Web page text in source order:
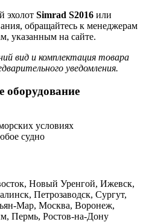
эхолот Simrad S2016 или
обращайтесь к менеджерам
указанным на сайте.
вид и комплектация товара
уведомления.
оборудование
условиях
судно
Новый Уренгой, Ижевск,
Петрозаводск, Сургут,
Мар, Москва, Воронеж,
Пермь, Ростов-на-Дону